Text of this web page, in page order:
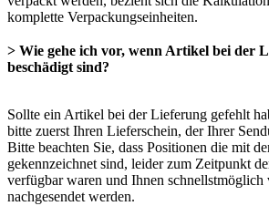
komplette Verpackungseinheiten.
> Wie gehe ich vor, wenn Artikel bei der
beschädigt sind?
Sollte ein Artikel bei der Lieferung gefehlt
bitte zuerst Ihren Lieferschein, der Ihrer
Bitte beachten Sie, dass Positionen die mit
gekennzeichnet sind, leider zum Zeitpunkt
verfügbar waren und Ihnen schnellstmöglich
nachgesendet werden.